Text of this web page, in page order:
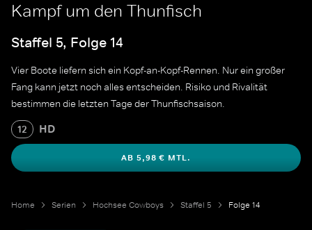
Kampf um den Thunfisch
Staffel 5, Folge 14
Vier Boote liefern sich ein Kopf-an-Kopf-Rennen. Nur ein großer
Fang kann jetzt noch alles entscheiden. Risiko und Rivalität
bestimmen die letzten Tage der Thunfischsaison.
12 HD
AB 5,98 € MTL.
Home Serien Hochsee Cowboys Staffel 5 Folge 14